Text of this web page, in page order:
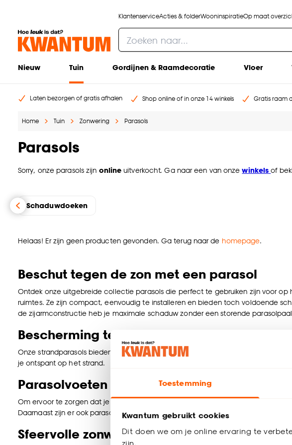
Toestemming
Kwantum gebruikt cookies
Dit doen we om je online ervaring te
KlantenserviceActies & folderWooninspiratieOp maat
Nieuw Tuin Gordijnen & Raamdecoratie Vloer
Laten bezorgen of gratis afhalen Shop online of in onze 14 winkels Gratis raam
Home Tuin Zonwering Parasols
Parasols
Sorry, onze parasols zijn onlineuitverkocht. Ga naar een van onzewinkels of
Schaduwdoeken
Helaas! Er zijn geen producten gevonden. Ga terug naar de homepage.
Beschut tegen de zon met een parasol
Ontdek onze uitgebreide collectie parasols die perfect te gebruiken zijn voor
ruimtes. Ze zijn compact, eenvoudig te installeren en bieden toch voldoende
de zijarmconstructie heb je maximale schaduw zonder een storende
Bescherming tegen de zon met
Onze strandparasols bieden je de nodige bescherming tegen de felle
je ontspant op het strand.
Parasolvoeten
Om ervoor te zorgen dat je parasol stevig blijft staan, bieden wij bijpassende
Daarnaast zijn er ook parasolvoeten op wielen verkrijgbaar. Bovendien ben je bij
Sfeervolle zonwering voor buiten